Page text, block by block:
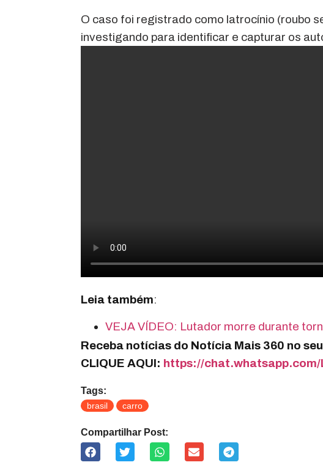
O caso foi registrado como latrocínio (roubo
investigando para identificar e capturar os
Leia também:
VEJA VÍDEO: Lutador morre durante
Receba notícias do Notícia Mais 360 no
CLIQUE AQUI: https://chat.whatsapp.com/
Tags:
brasil carro
Compartilhar Post: